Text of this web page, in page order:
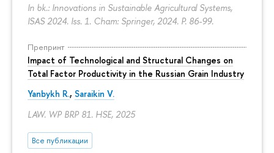
In bk.: Innovations in Sustainable Agricultural Systems,
ISAS 2024. Iss. 1. Cham: Springer, 2024. P. 86-99.
Препринт
Impact of Technological and Structural Changes on
Total Factor Productivity in the Russian Grain Industry
Yanbykh R., Saraikin V.
LAW. WP BRP 81. HSE, 2025
Все публикации